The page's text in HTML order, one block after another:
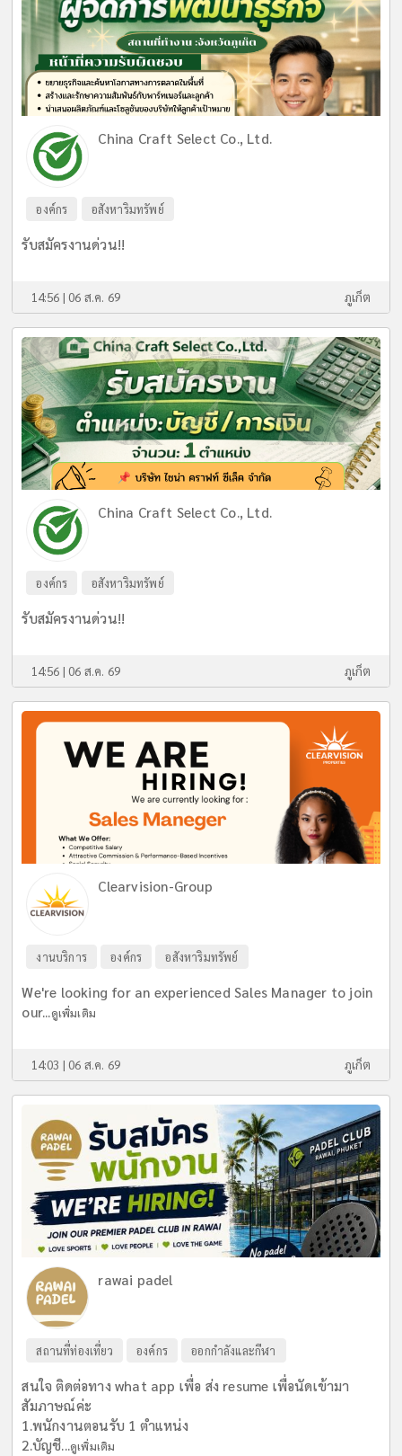
China Craft Select Co., Ltd.
องค์กร อสังหาริมทรัพย์
รับสมัครงานด่วน!!
14:56 | 06 ส.ค. 69 ภูเก็ต
China Craft Select Co., Ltd.
องค์กร อสังหาริมทรัพย์
รับสมัครงานด่วน!!
14:56 | 06 ส.ค. 69 ภูเก็ต
Clearvision-Group
งานบริการ องค์กร อสังหาริมทรัพย์
We're looking for an experienced Sales Manager to join
our...ดูเพิ่มเติม
14:03 | 06 ส.ค. 69 ภูเก็ต
rawai padel
สถานที่ท่องเที่ยว องค์กร ออกกำลังและกีฬา
สนใจ ติดต่อทาง what app เพื่อ ส่ง resume เพื่อนัดเข้ามา
สัมภาษณ์ค่ะ
1.พนักงานตอนรับ 1 ตำแหน่ง
2.บัญชี...ดูเพิ่มเติม